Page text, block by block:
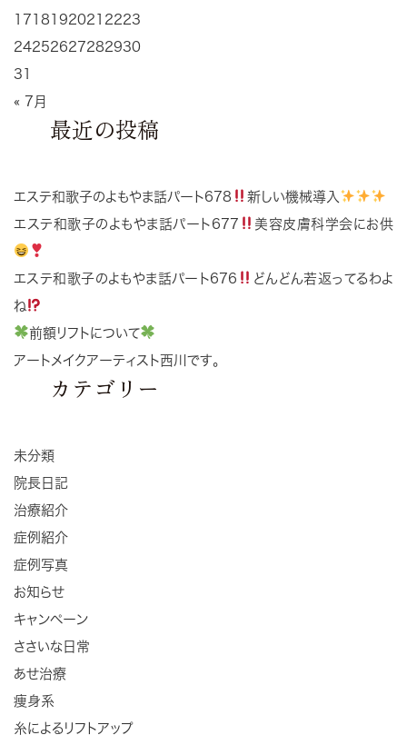
17 18 192021 2223
24252627282930
31
« 7月
最近の投稿
エステ和歌子のよもやま話パート678
新しい機械導入
エステ和歌子のよもやま話パート677
美容皮膚科学会にお供
エステ和歌子のよもやま話パート676
どんどん若返ってるわよ
ね
前額リフトについて
アートメイクアーティスト西川です。
カテゴリー
未分類
院長日記
治療紹介
症例紹介
症例写真
お知らせ
キャンペーン
ささいな日常
あせ治療
痩身系
糸によるリフトアップ